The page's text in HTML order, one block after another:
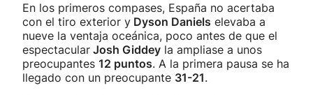
En los primeros compases, España no acertaba
con el tiro exterior y Dyson Daniels elevaba a
nueve la ventaja oceánica, poco antes de que el
espectacular Josh Giddey la ampliase a unos
preocupantes 12 puntos. A la primera pausa se ha
llegado con un preocupante 31-21.